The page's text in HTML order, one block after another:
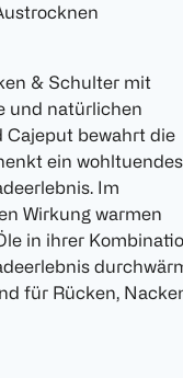
& Schulter mit
und natürlichen
Cajeput bewahrt die
ein
Im
Wirkung warmen
in ihrer
für Rücken,